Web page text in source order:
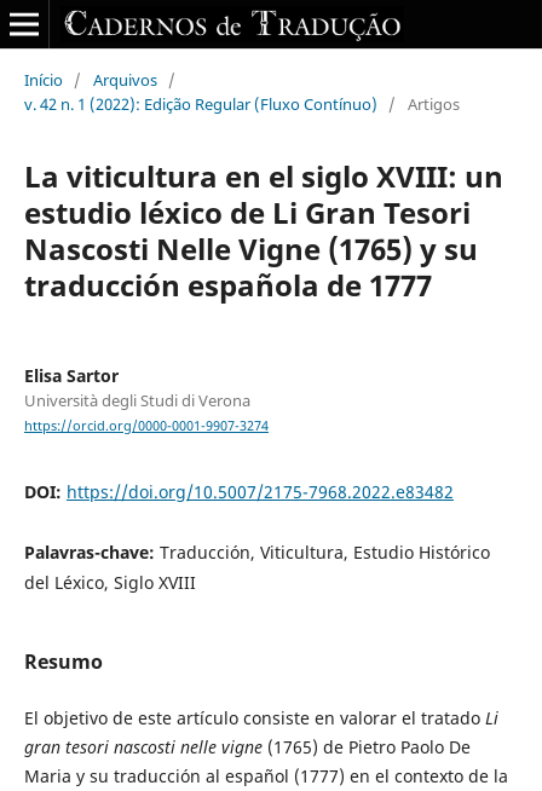
Início / Arquivos /
v. 42 n. 1 (2022): Edição Regular (Fluxo Contínuo)
/ Artigos
La viticultura en el siglo XVIII: un
estudio léxico de Li Gran Tesori
Nascosti Nelle Vigne (1765) y su
traducción española de 1777
Elisa Sartor
Università degli Studi di Verona
https://orcid.org/0000-0001-9907-3274
DOI: https://doi.org/10.5007/2175-7968.2022.e83482
Palavras-chave: Traducción, Viticultura, Estudio Histórico
del Léxico, Siglo XVIII
Resumo
El objetivo de este artículo consiste en valorar el tratado Li
gran tesori nascosti nelle vigne(1765) de Pietro Paolo De
Maria y su traducción al español (1777) en el contexto de la